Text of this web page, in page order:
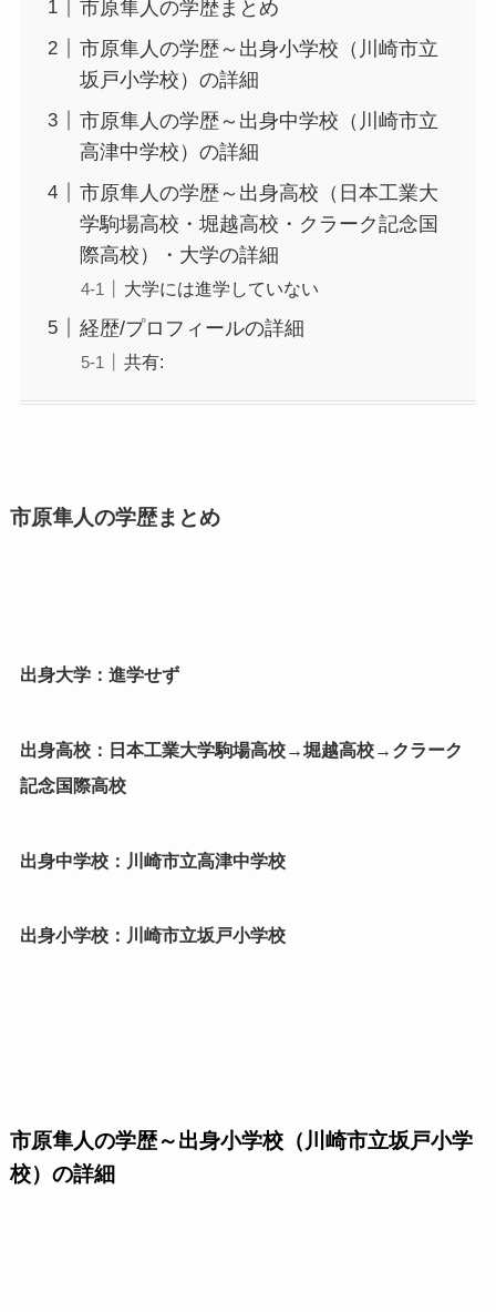
市原隼人の学歴まとめ
市原隼人の学歴～出身小学校（川崎市立
坂戸小学校）の詳細
市原隼人の学歴～出身中学校（川崎市立
高津中学校）の詳細
市原隼人の学歴～出身高校（日本工業大
学駒場高校・堀越高校・クラーク記念国
際高校）・大学の詳細
大学には進学していない
経歴/プロフィールの詳細
共有:
市原隼人の学歴まとめ
出身大学：進学せず
出身高校：日本工業大学駒場高校→堀越高校→クラーク
記念国際高校
出身中学校：川崎市立高津中学校
出身小学校：川崎市立坂戸小学校
市原隼人の学歴～出身小学校（川崎市立坂戸小学
校）の詳細